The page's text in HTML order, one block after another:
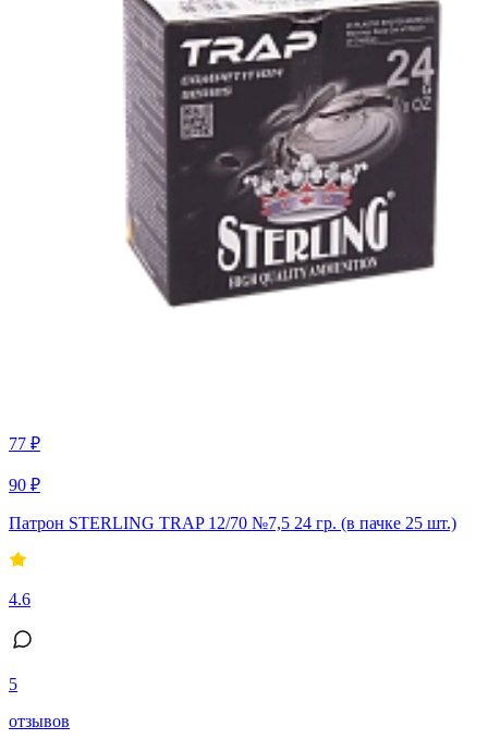
77 ₽
90 ₽
Патрон STERLING TRAP 12/70 №7,5 24 гр. (в пачке 25 шт.)
4.6
5
отзывов